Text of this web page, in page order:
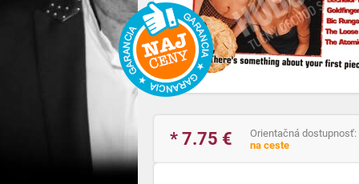
* 7.75 €
Orientačná dostupnosť:
na ceste